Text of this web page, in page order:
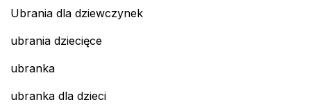
Ubrania dla dziewczynek
ubrania dziecięce
ubranka
ubranka dla dzieci